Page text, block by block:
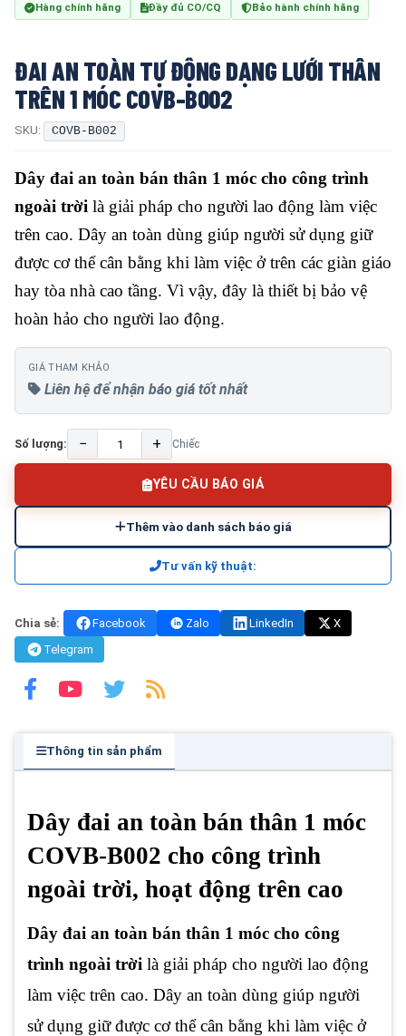
Hàng chính hãng Đầy đủ CO/CQ Bảo hành chính hãng
ĐAI AN TOÀN TỰ ĐỘNG DẠNG LƯỚI THÂN
TRÊN 1 MÓC COVB-B002
SKU: COVB-B002
Dây đai an toàn bán thân 1 móc cho công trình
ngoài trời là giải pháp cho người lao động làm việc
trên cao. Dây an toàn dùng giúp người sử dụng giữ
được cơ thể cân bằng khi làm việc ở trên các giàn giáo
hay tòa nhà cao tầng. Vì vậy, đây là thiết bị bảo vệ
hoàn hảo cho người lao động.
GIÁ THAM KHẢO
Liên hệ để nhận báo giá tốt nhất
Số lượng: − + Chiếc
YÊU CẦU BÁO GIÁ
Thêm vào danh sách báo giá
Tư vấn kỹ thuật:
Chia sẻ: Facebook Zalo LinkedIn
X
Telegram
Thông tin sản phẩm
Dây đai an toàn bán thân 1 móc
COVB-B002 cho công trình
ngoài trời, hoạt động trên cao
Dây đai an toàn bán thân 1 móc cho công
trình ngoài trời là giải pháp cho người lao động
làm việc trên cao. Dây an toàn dùng giúp người
sử dụng giữ được cơ thể cân bằng khi làm việc ở